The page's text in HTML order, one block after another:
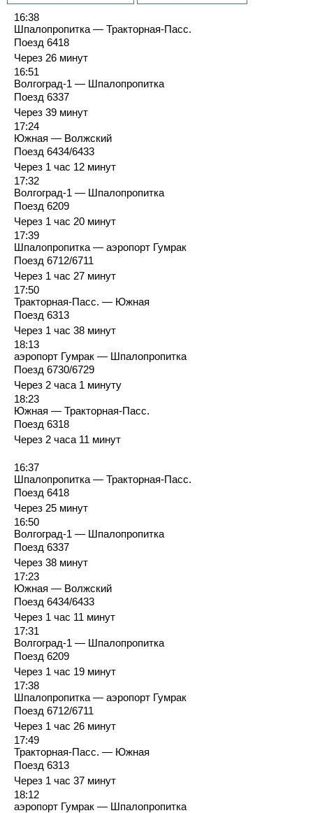
16:38
Шпалопропитка — Тракторная-Пасс.
Поезд 6418
Через 26 минут
16:51
Волгоград-1 — Шпалопропитка
Поезд 6337
Через 39 минут
17:24
Южная — Волжский
Поезд 6434/6433
Через 1 час 12 минут
17:32
Волгоград-1 — Шпалопропитка
Поезд 6209
Через 1 час 20 минут
17:39
Шпалопропитка — аэропорт Гумрак
Поезд 6712/6711
Через 1 час 27 минут
17:50
Тракторная-Пасс. — Южная
Поезд 6313
Через 1 час 38 минут
18:13
аэропорт Гумрак — Шпалопропитка
Поезд 6730/6729
Через 2 часа 1 минуту
18:23
Южная — Тракторная-Пасс.
Поезд 6318
Через 2 часа 11 минут
16:37
Шпалопропитка — Тракторная-Пасс.
Поезд 6418
Через 25 минут
16:50
Волгоград-1 — Шпалопропитка
Поезд 6337
Через 38 минут
17:23
Южная — Волжский
Поезд 6434/6433
Через 1 час 11 минут
17:31
Волгоград-1 — Шпалопропитка
Поезд 6209
Через 1 час 19 минут
17:38
Шпалопропитка — аэропорт Гумрак
Поезд 6712/6711
Через 1 час 26 минут
17:49
Тракторная-Пасс. — Южная
Поезд 6313
Через 1 час 37 минут
18:12
аэропорт Гумрак — Шпалопропитка